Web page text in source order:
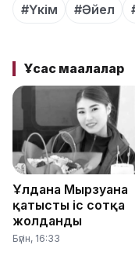
#Үкім
#Әйел
Ұқсас мақалалар
Ұлдана Мырзуанға
қатысты іс сотқа
жолданды
Бүгін, 16:33